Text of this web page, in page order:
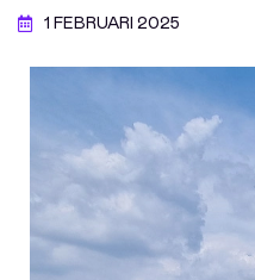
1 FEBRUARI 2025